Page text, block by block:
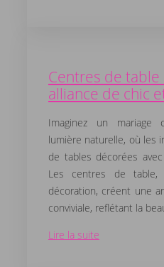
Centres de
alliance de chic
Imaginez un mariage
lumière naturelle, où les
de tables décorées
Les centres de
décoration, créent une
conviviale, reflétant la
Lire la suite